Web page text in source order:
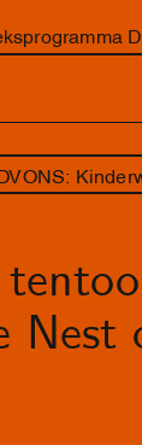
DVONS:
Nest